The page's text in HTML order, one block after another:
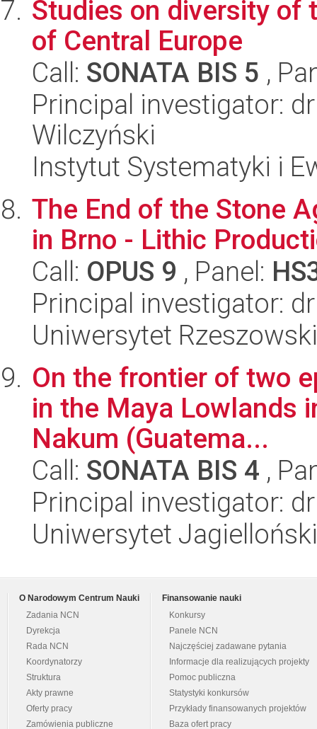
Studies on diversity of
of Central Europe
Call: SONATA BIS 5 ,
Principal investigator:
Wilczyński
Instytut Systematyki i
The End of the Stone
in Brno - Lithic
Call: OPUS 9 , Panel:
Principal investigator:
Uniwersytet Rzeszowski
On the frontier of two
in the Maya Lowlands
Nakum (Guatema...
Call: SONATA BIS 4 ,
Principal investigator:
Uniwersytet
O Narodowym Centrum Nauki
Zadania NCN
Dyrekcja
Rada NCN
Koordynatorzy
Struktura
Akty prawne
Oferty pracy
Zamówienia publiczne
Finansowanie nauki
Konkursy
Panele NCN
Najczęściej zadawane pytania
Informacje dla realizujących projekty
Pomoc publiczna
Statystyki konkursów
Przykłady finansowanych projektów
Baza ofert pracy